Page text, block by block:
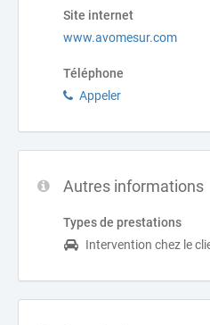
Site internet
www.avomesur.com
Téléphone
Appeler
Autres informations
Types de prestations
Intervention chez le